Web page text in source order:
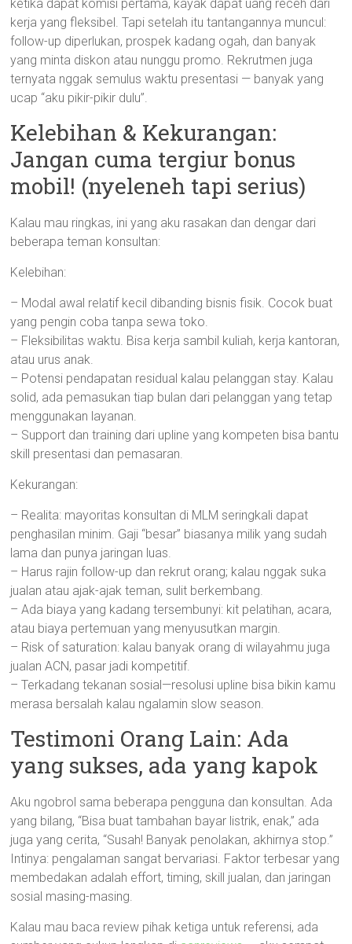
ketika dapat komisi pertama, kayak dapat uang receh dari
kerja yang fleksibel. Tapi setelah itu tantangannya muncul:
follow-up diperlukan, prospek kadang ogah, dan banyak
yang minta diskon atau nunggu promo. Rekrutmen juga
ternyata nggak semulus waktu presentasi — banyak yang
ucap “aku pikir-pikir dulu”.
Kelebihan & Kekurangan:
Jangan cuma tergiur bonus
mobil! (nyeleneh tapi serius)
Kalau mau ringkas, ini yang aku rasakan dan dengar dari
beberapa teman konsultan:
Kelebihan:
– Modal awal relatif kecil dibanding bisnis fisik. Cocok buat
yang pengin coba tanpa sewa toko.
– Fleksibilitas waktu. Bisa kerja sambil kuliah, kerja kantoran,
atau urus anak.
– Potensi pendapatan residual kalau pelanggan stay. Kalau
solid, ada pemasukan tiap bulan dari pelanggan yang tetap
menggunakan layanan.
– Support dan training dari upline yang kompeten bisa bantu
skill presentasi dan pemasaran.
Kekurangan:
– Realita: mayoritas konsultan di MLM seringkali dapat
penghasilan minim. Gaji “besar” biasanya milik yang sudah
lama dan punya jaringan luas.
– Harus rajin follow-up dan rekrut orang; kalau nggak suka
jualan atau ajak-ajak teman, sulit berkembang.
– Ada biaya yang kadang tersembunyi: kit pelatihan, acara,
atau biaya pertemuan yang menyusutkan margin.
– Risk of saturation: kalau banyak orang di wilayahmu juga
jualan ACN, pasar jadi kompetitif.
– Terkadang tekanan sosial—resolusi upline bisa bikin kamu
merasa bersalah kalau ngalamin slow season.
Testimoni Orang Lain: Ada
yang sukses, ada yang kapok
Aku ngobrol sama beberapa pengguna dan konsultan. Ada
yang bilang, “Bisa buat tambahan bayar listrik, enak,” ada
juga yang cerita, “Susah! Banyak penolakan, akhirnya stop.”
Intinya: pengalaman sangat bervariasi. Faktor terbesar yang
membedakan adalah effort, timing, skill jualan, dan jaringan
sosial masing-masing.
Kalau mau baca review pihak ketiga untuk referensi, ada